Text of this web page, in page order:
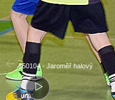
250104 - Jaroměř halový